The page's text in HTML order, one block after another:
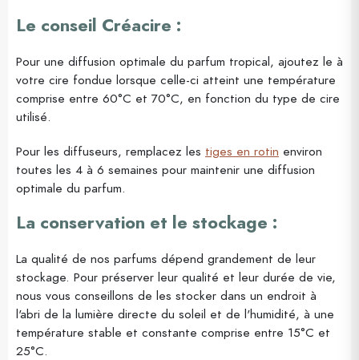
Le conseil Créacire :
Pour une diffusion optimale du parfum tropical, ajoutez le à
votre cire fondue lorsque celle-ci atteint une température
comprise entre 60°C et 70°C, en fonction du type de cire
utilisé.
Pour les diffuseurs, remplacez les tiges en rotin environ
toutes les 4 à 6 semaines pour maintenir une diffusion
optimale du parfum.
La conservation et le stockage :
La qualité de nos parfums dépend grandement de leur
stockage. Pour préserver leur qualité et leur durée de vie,
nous vous conseillons de les stocker dans un endroit à
l'abri de la lumière directe du soleil et de l'humidité, à une
température stable et constante comprise entre 15°C et
25°C.